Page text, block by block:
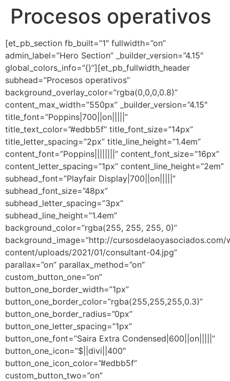
Procesos operativos
[et_pb_section fb_built=”1″ fullwidth=”on”
admin_label=”Hero Section” _builder_version=”4.15″
global_colors_info=”{}”][et_pb_fullwidth_header
subhead=”Procesos operativos”
background_overlay_color=”rgba(0,0,0,0.8)”
content_max_width=”550px” _builder_version=”4.15″
title_font=”Poppins|700||on|||||”
title_text_color=”#edbb5f” title_font_size=”14px”
title_letter_spacing=”2px” title_line_height=”1.4em”
content_font=”Poppins||||||||” content_font_size=”16px”
content_letter_spacing=”1px” content_line_height=”2em”
subhead_font=”Playfair Display|700||on|||||”
subhead_font_size=”48px”
subhead_letter_spacing=”3px”
subhead_line_height=”1.4em”
background_color=”rgba(255, 255, 255, 0)”
background_image=”http://cursosdelaoyasociados.com/
content/uploads/2021/01/consultant-04.jpg”
parallax=”on” parallax_method=”on”
custom_button_one=”on”
button_one_border_width=”1px”
button_one_border_color=”rgba(255,255,255,0.3)”
button_one_border_radius=”0px”
button_one_letter_spacing=”1px”
button_one_font=”Saira Extra Condensed|600||on|||||”
button_one_icon=”$||divi||400″
button_one_icon_color=”#edbb5f”
custom_button_two=”on”